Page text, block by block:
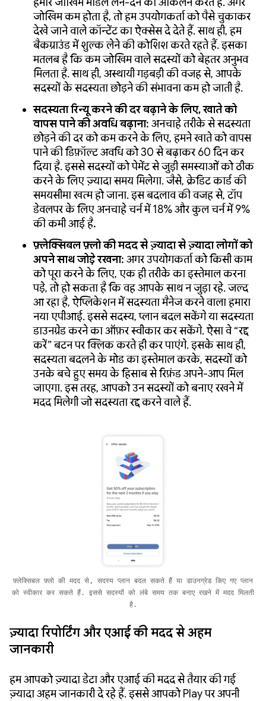
जोखिम कम होता है, तो हम उपयोगकर्ता को पैसे चुकाकर
देखे जाने वाले कॉन्टेंट का ऐक्सेस दे देते हैं. साथ ही, हम
बैकग्राउंड में शुल्क लेने की कोशिश करते रहते हैं. इसका
मतलब है कि कम जोखिम वाले सदस्यों को बेहतर अनुभव
मिलता है. साथ ही, अस्थायी गड़बड़ी की वजह से, आपके
सदस्यों के सदस्यता छोड़ने की संभावना कम हो जाती है.
सदस्यता रिन्यू करने की दर बढ़ाने के लिए, खाते को
वापस पाने की अवधि बढ़ाना: अनचाहे तरीके से सदस्यता
छोड़ने की दर को कम करने के लिए, हमने खाते को वापस
पाने की डिफ़ॉल्ट अवधि को 30 से बढ़ाकर 60 दिन कर
दिया है. इससे सदस्यों को पेमेंट से जुड़ी समस्याओं को ठीक
करने के लिए ज़्यादा समय मिलेगा. जैसे, क्रेडिट कार्ड की
समयसीमा खत्म हो जाना. इस बदलाव की वजह से, टॉप
डेवलपर के लिए अनचाहे चर्न में 18% और कुल चर्न में 9%
की कमी आई है.
फ़्लेक्सिबल फ़्लो की मदद से ज़्यादा से ज़्यादा लोगों को
अपने साथ जोड़े रखना: अगर उपयोगकर्ता को किसी काम
को पूरा करने के लिए, एक ही तरीके का इस्तेमाल करना
पड़े, तो हो सकता है कि वह आपके साथ न जुड़ा रहे. जल्द
आ रहा है, ऐप्लिकेशन में सदस्यता मैनेज करने वाला हमारा
नया एपीआई. इससे सदस्य, प्लान बदल सकेंगे या सदस्यता
डाउनग्रेड करने का ऑफ़र स्वीकार कर सकेंगे. ऐसा वे “रद्द
करें” बटन पर क्लिक करते ही कर पाएंगे. इसके साथ ही,
सदस्यता बदलने के मोड का इस्तेमाल करके, सदस्यों को
उनके बचे हुए समय के हिसाब से रिफ़ंड अपने-आप मिल
जाएगा. इस तरह, आपको उन सदस्यों को बनाए रखने में
मदद मिलेगी जो सदस्यता रद्द करने वाले हैं.
फ़्लेक्सिबल फ़्लो की मदद से, सदस्य प्लान बदल सकते हैं या डाउनग्रेड किए गए प्लान
को स्वीकार कर सकते हैं. इससे सदस्यों को लंबे समय तक बनाए रखने में मदद मिलती
है.
ज़्यादा रिपोर्टिंग और एआई की मदद से अहम
जानकारी
हम आपको ज़्यादा डेटा और एआई की मदद से तैयार की गई
ज़्यादा अहम जानकारी दे रहे हैं. इससे आपको Play पर अपनी